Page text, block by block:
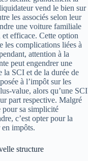
vend le bien sur
les associés selon leur
une voiture familiale
et efficace. Cette option
les complications liées à
attention à la
peut engendrer une
la SCI et de la durée de
à l’impôt sur les
value, alors qu’une SCI
part respective. Malgré
pour sa simplicité
c’est opter pour la
impôts.
structure